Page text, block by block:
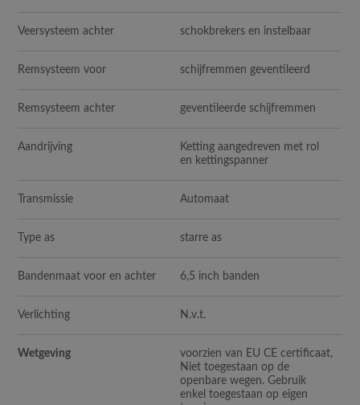
Veersysteem achter schokbrekers en instelbaar
Remsysteem voor schijfremmen geventileerd
Remsysteem achter geventileerde schijfremmen
Aandrijving
Ketting aangedreven met rol
en kettingspanner
Transmissie Automaat
Type as starre as
Bandenmaat voor en achter 6,5 inch banden
Verlichting N.v.t.
Wetgeving
voorzien van EU CE certificaat,
Niet toegestaan op de
openbare wegen. Gebruik
enkel toegestaan op eigen